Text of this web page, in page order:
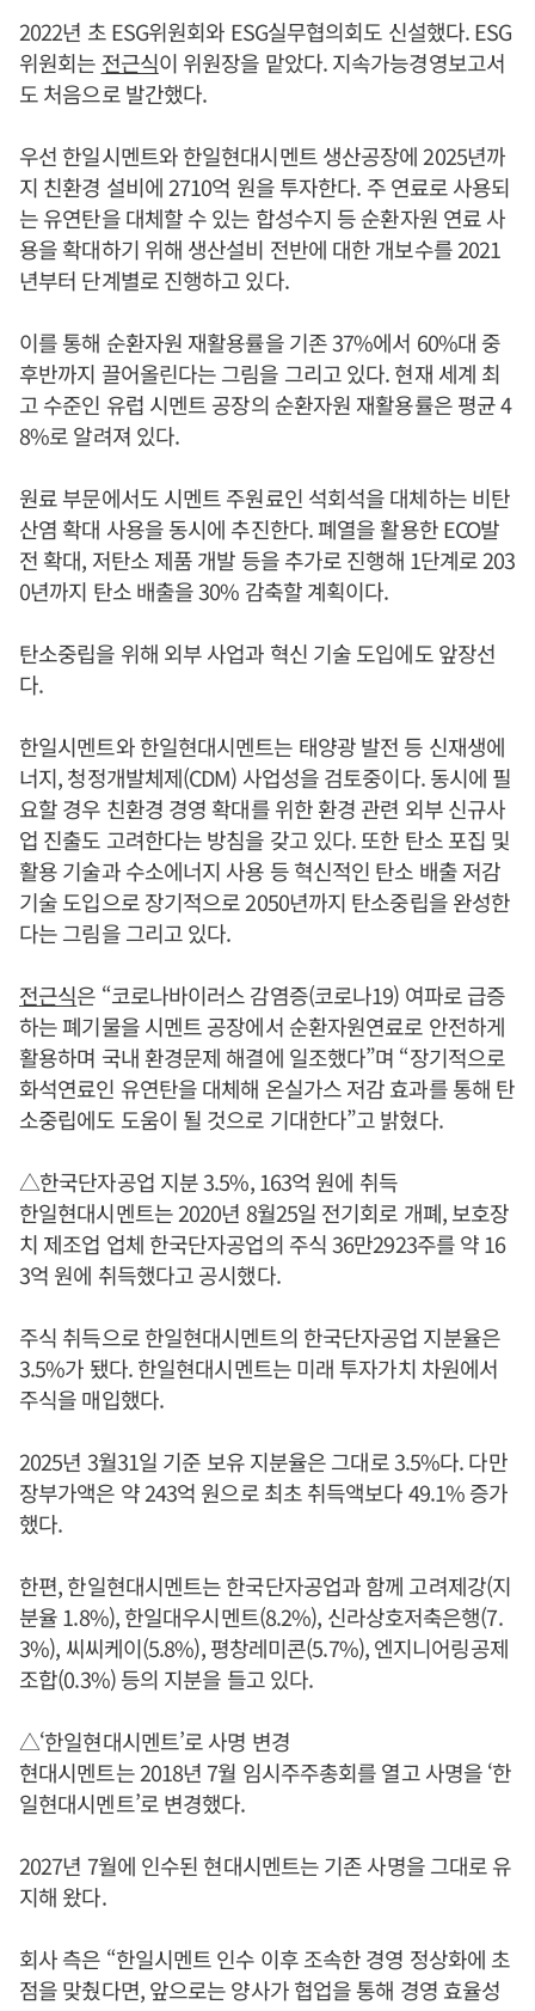
2022년 초 ESG위원회와 ESG실무협의회도 신설했다. ESG
위원회는 전근식이 위원장을 맡았다. 지속가능경영보고서
도 처음으로 발간했다.
우선 한일시멘트와 한일현대시멘트 생산공장에 2025년까
지 친환경 설비에 2710억 원을 투자한다. 주 연료로 사용되
는 유연탄을 대체할 수 있는 합성수지 등 순환자원 연료 사
용을 확대하기 위해 생산설비 전반에 대한 개보수를 2021
년부터 단계별로 진행하고 있다.
이를 통해 순환자원 재활용률을 기존 37%에서 60%대 중
후반까지 끌어올린다는 그림을 그리고 있다. 현재 세계 최
고 수준인 유럽 시멘트 공장의 순환자원 재활용률은 평균 4
8%로 알려져 있다.
원료 부문에서도 시멘트 주원료인 석회석을 대체하는 비탄
산염 확대 사용을 동시에 추진한다. 폐열을 활용한 ECO발
전 확대, 저탄소 제품 개발 등을 추가로 진행해 1단계로 203
0년까지 탄소 배출을 30% 감축할 계획이다.
탄소중립을 위해 외부 사업과 혁신 기술 도입에도 앞장선
다.
한일시멘트와 한일현대시멘트는 태양광 발전 등 신재생에
너지, 청정개발체제(CDM) 사업성을 검토중이다. 동시에 필
요할 경우 친환경 경영 확대를 위한 환경 관련 외부 신규사
업 진출도 고려한다는 방침을 갖고 있다. 또한 탄소 포집 및
활용 기술과 수소에너지 사용 등 혁신적인 탄소 배출 저감
기술 도입으로 장기적으로 2050년까지 탄소중립을 완성한
다는 그림을 그리고 있다.
전근식은 “코로나바이러스 감염증(코로나19) 여파로 급증
하는 폐기물을 시멘트 공장에서 순환자원연료로 안전하게
활용하며 국내 환경문제 해결에 일조했다”며 “장기적으로
화석연료인 유연탄을 대체해 온실가스 저감 효과를 통해 탄
소중립에도 도움이 될 것으로 기대한다”고 밝혔다.
△한국단자공업 지분 3.5%, 163억 원에 취득
한일현대시멘트는 2020년 8월25일 전기회로 개폐, 보호장
치 제조업 업체 한국단자공업의 주식 36만2923주를 약 16
3억 원에 취득했다고 공시했다.
주식 취득으로 한일현대시멘트의 한국단자공업 지분율은
3.5%가 됐다. 한일현대시멘트는 미래 투자가치 차원에서
주식을 매입했다.
2025년 3월31일 기준 보유 지분율은 그대로 3.5%다. 다만
장부가액은 약 243억 원으로 최초 취득액보다 49.1% 증가
했다.
한편, 한일현대시멘트는 한국단자공업과 함께 고려제강(지
분율 1.8%), 한일대우시멘트(8.2%), 신라상호저축은행(7.
3%), 씨씨케이(5.8%), 평창레미콘(5.7%), 엔지니어링공제
조합(0.3%) 등의 지분을 들고 있다.
△‘한일현대시멘트’로 사명 변경
현대시멘트는 2018년 7월 임시주주총회를 열고 사명을 ‘한
일현대시멘트’로 변경했다.
2027년 7월에 인수된 현대시멘트는 기존 사명을 그대로 유
지해 왔다.
회사 측은 “한일시멘트 인수 이후 조속한 경영 정상화에 초
점을 맞췄다면, 앞으로는 양사가 협업을 통해 경영 효율성